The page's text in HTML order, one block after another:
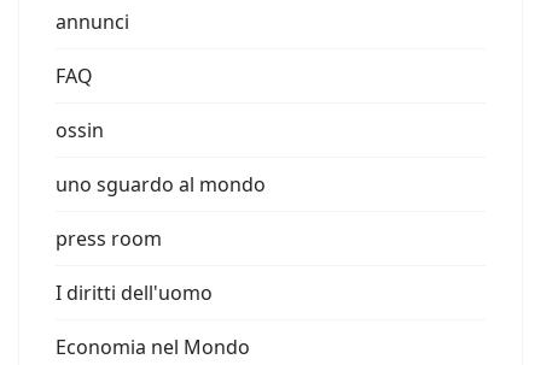
annunci
FAQ
ossin
uno sguardo al mondo
press room
I diritti dell'uomo
Economia nel Mondo